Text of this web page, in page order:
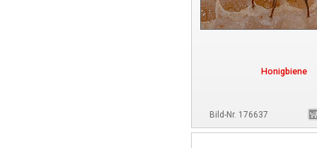
Honigbiene
Bild-Nr. 176637